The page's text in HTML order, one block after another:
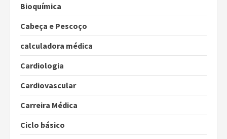
Bioquímica
Cabeça e Pescoço
calculadora médica
Cardiologia
Cardiovascular
Carreira Médica
Ciclo básico